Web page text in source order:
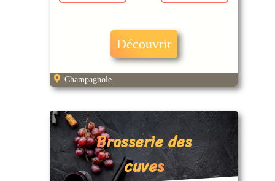
Découvrir
Champagnole
Brasserie des
cuves